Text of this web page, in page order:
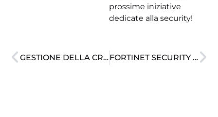
prossime iniziative
dedicate alla security!
GESTIONE DELLA CRISI INFORMATICA: L’EVENTO ESCLUSIVO CON CODE BLUE E CYBER-BEE FORTINET SECURITY DAY: INTERVISTA A LUCA GABRIELLI, CEO DI CYBER-BEE